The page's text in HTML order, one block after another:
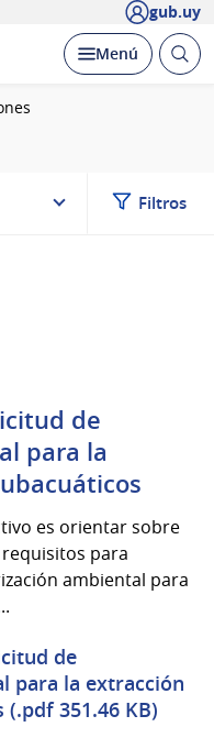
gub.uy
Desplegar
Menú Abrir
Filtros
de
para la
es orientar sobre
para
ambiental para
de
para la extracción
351.46 KB)